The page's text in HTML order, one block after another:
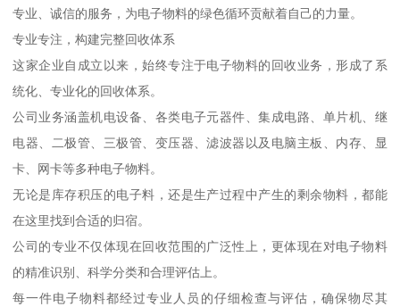
专业、诚信的服务，为电子物料的绿色循环贡献着自己的力量。
专业专注，构建完整回收体系
这家企业自成立以来，始终专注于电子物料的回收业务，形成了系
统化、专业化的回收体系。
公司业务涵盖机电设备、各类电子元器件、集成电路、单片机、继
电器、二极管、三极管、变压器、滤波器以及电脑主板、内存、显
卡、网卡等多种电子物料。
无论是库存积压的电子料，还是生产过程中产生的剩余物料，都能
在这里找到合适的归宿。
公司的专业不仅体现在回收范围的广泛性上，更体现在对电子物料
的精准识别、科学分类和合理评估上。
每一件电子物料都经过专业人员的仔细检查与评估，确保物尽其